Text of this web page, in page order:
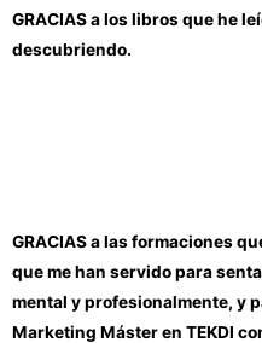
GRACIAS a los libros que he
descubriendo.
GRACIAS a las formaciones
que me han servido para
mental y profesionalmente, y
Marketing Máster en TEKDI